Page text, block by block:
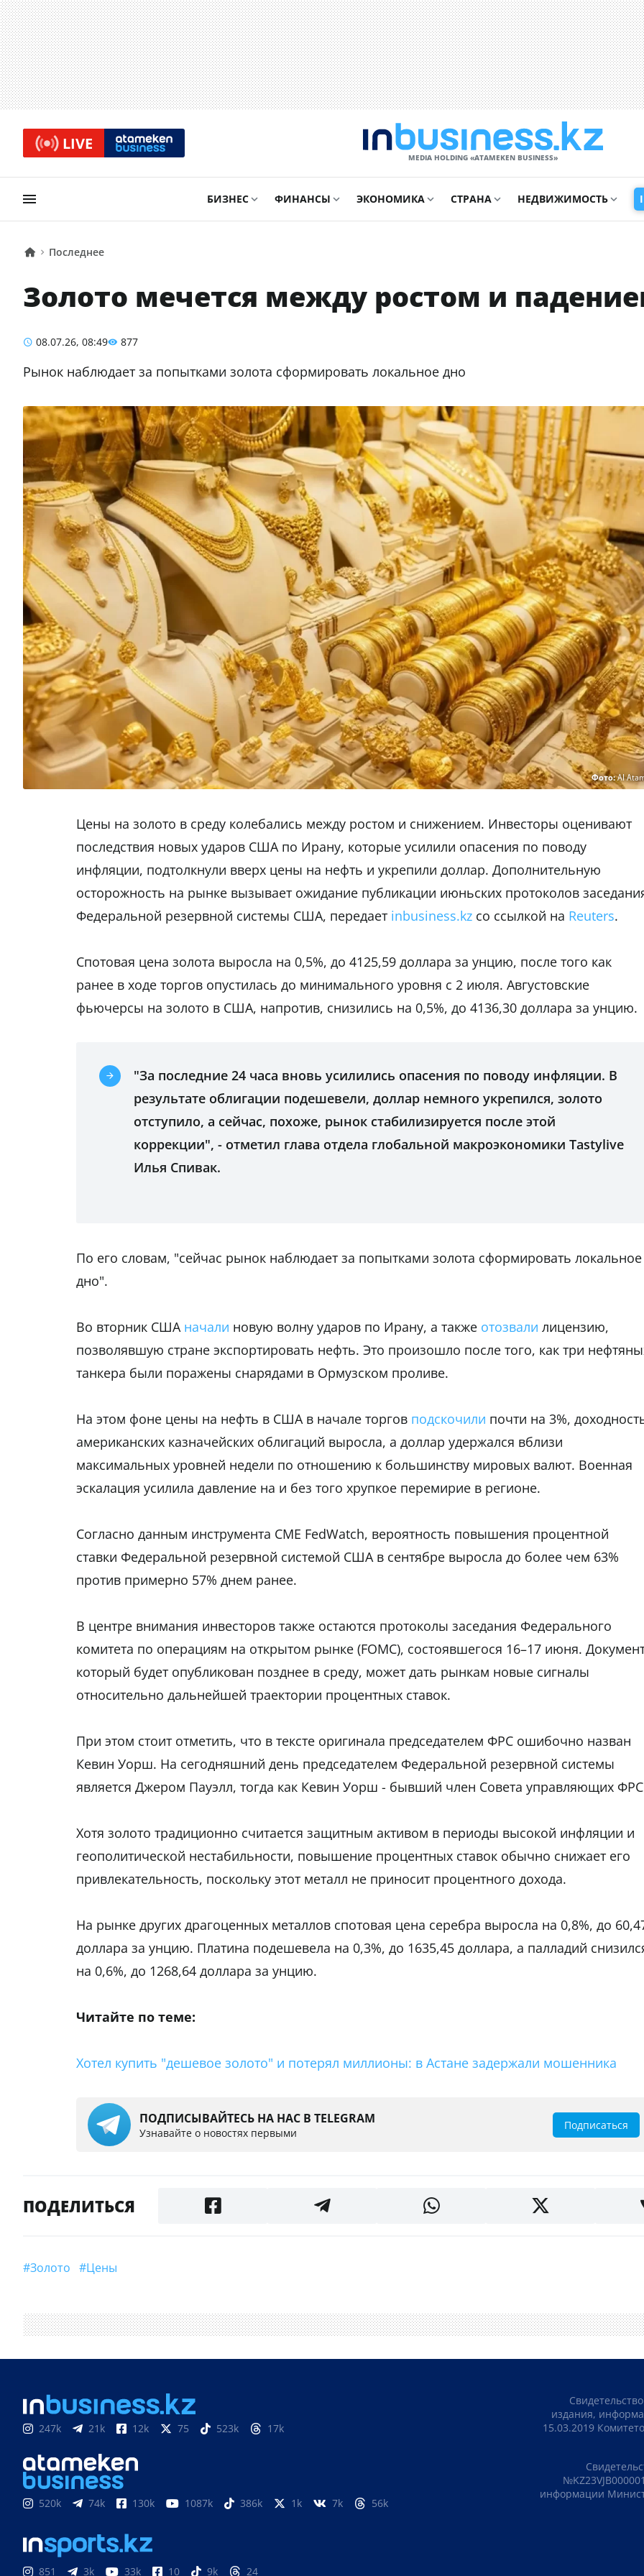
LIVE
MEDIA HOLDING «ATAMEKЕN BUSINESS»
БИЗНЕС ФИНАНСЫ ЭКОНОМИКА СТРАНА НЕДВИЖИМОСТЬ
Последнее
Золото мечется между ростом и
08.07.26, 08:49 877
Рынок наблюдает за попытками золота сформировать локальное дно
Фото:AI
Цены на золото в среду колебались между ростом и снижением. Инвесторы оценивают
последствия новых ударов США по Ирану, которые усилили опасения по поводу
инфляции, подтолкнули вверх цены на нефть и укрепили доллар. Дополнительную
осторожность на рынке вызывает ожидание публикации июньских протоколов
Федеральной резервной системы США, передает inbusiness.kz со ссылкой на Reuters.
Cпотовая цена золота выросла на 0,5%, до 4125,59 доллара за унцию, после того как
ранее в ходе торгов опустилась до минимального уровня с 2 июля. Августовские
фьючерсы на золото в США, напротив, снизились на 0,5%, до 4136,30 доллара за унцию.
"За последние 24 часа вновь усилились опасения по поводу инфляции. В
результате облигации подешевели, доллар немного укрепился, золото
отступило, а сейчас, похоже, рынок стабилизируется после этой
коррекции", - отметил глава отдела глобальной макроэкономики Tastylive
Илья Спивак.
По его словам, "сейчас рынок наблюдает за попытками золота сформировать локальное
дно".
Во вторник США начали новую волну ударов по Ирану, а также отозвали лицензию,
позволявшую стране экспортировать нефть. Это произошло после того, как три
танкера были поражены снарядами в Ормузском проливе.
На этом фоне цены на нефть в США в начале торгов подскочили почти на 3%,
американских казначейских облигаций выросла, а доллар удержался вблизи
максимальных уровней недели по отношению к большинству мировых валют. Военная
эскалация усилила давление на и без того хрупкое перемирие в регионе.
Согласно данным инструмента CME FedWatch, вероятность повышения процентной
ставки Федеральной резервной системой США в сентябре выросла до более чем 63%
против примерно 57% днем ранее.
В центре внимания инвесторов также остаются протоколы заседания Федерального
комитета по операциям на открытом рынке (FOMC), состоявшегося 16–17 июня.
который будет опубликован позднее в среду, может дать рынкам новые сигналы
относительно дальнейшей траектории процентных ставок.
При этом стоит отметить, что в тексте оригинала председателем ФРС ошибочно назван
Кевин Уорш. На сегодняшний день председателем Федеральной резервной системы
является Джером Пауэлл, тогда как Кевин Уорш - бывший член Совета управляющих
Хотя золото традиционно считается защитным активом в периоды высокой инфляции и
геополитической нестабильности, повышение процентных ставок обычно снижает его
привлекательность, поскольку этот металл не приносит процентного дохода.
На рынке других драгоценных металлов спотовая цена серебра выросла на 0,8%, до
доллара за унцию. Платина подешевела на 0,3%, до 1635,45 доллара, а палладий
на 0,6%, до 1268,64 доллара за унцию.
Читайте по теме:
Хотел купить "дешевое золото" и потерял миллионы: в Астане задержали мошенника
ПОДПИСЫВАЙТЕСЬ НА НАС В TELEGRAM
Узнавайте о новостях первыми
Подписаться
ПОДЕЛИТЬСЯ
#Золото #цены
247k 21k 12k 75 523k 17k
520k 74k 130k 1087k 386k 1k 7k 56k
851 3k 33k 10 9k 24
издания,
15.03.2019
информации